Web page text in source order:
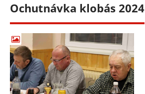
Ochutnávka klobás 2024